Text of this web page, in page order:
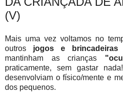
(V)
Mais uma vez voltamos no
outros jogos e brincadeiras
mantinham as crianças
praticamente, sem gastar
desenvolviam o físico/mente e
dos pequenos.